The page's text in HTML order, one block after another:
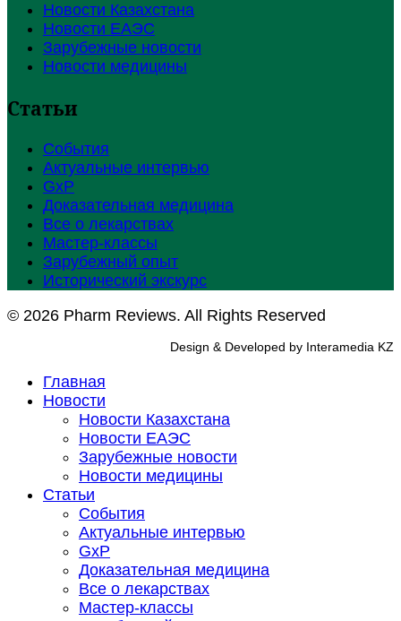
Новости Казахстана
Новости ЕАЭС
Зарубежные новости
Новости медицины
Статьи
События
Актуальные интервью
GxP
Доказательная медицина
Все о лекарствах
Мастер-классы
Зарубежный опыт
Исторический экскурс
© 2026 Pharm Reviews. All Rights Reserved
Design & Developed by Interamedia KZ
Главная
Новости
Новости Казахстана
Новости ЕАЭС
Зарубежные новости
Новости медицины
Статьи
События
Актуальные интервью
GxP
Доказательная медицина
Все о лекарствах
Мастер-классы